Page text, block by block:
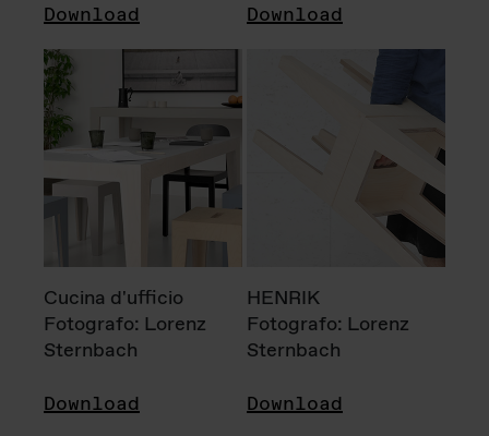
Download Download
Cucina d'ufficio
Fotografo: Lorenz
Sternbach
Download
HENRIK
Fotografo: Lorenz
Sternbach
Download